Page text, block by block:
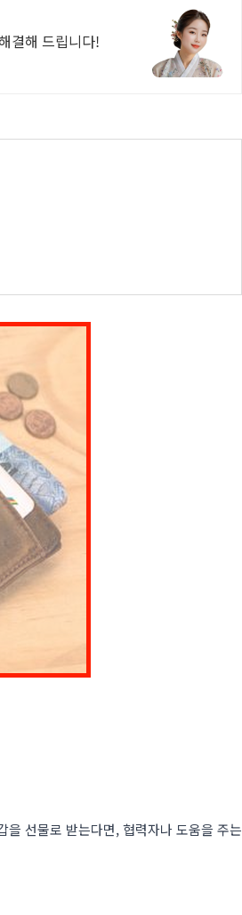
결해 드립니다!
선물로 받는다면, 협력자나 도움을 주는